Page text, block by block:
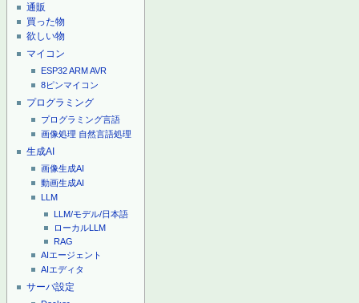
通販
買った物
欲しい物
マイコン
ESP32ARMAVR
8ピンマイコン
プログラミング
プログラミング言語
画像処理 自然言語処理
生成AI
画像生成AI
動画生成AI
LLM
LLM/モデル/日本語
ローカルLLM
RAG
AIエージェント
AIエディタ
サーバ設定